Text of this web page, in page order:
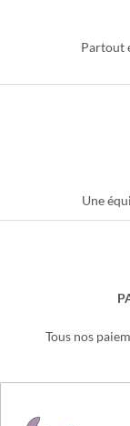
Partout
Une
Tous nos